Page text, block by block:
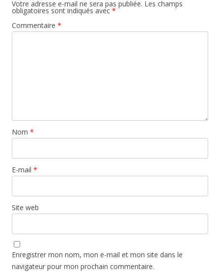
Votre adresse e-mail ne sera pas publiée. Les champs
obligatoires sont indiqués avec *
Commentaire *
Nom *
E-mail *
Site web
Enregistrer mon nom, mon e-mail et mon site dans le
navigateur pour mon prochain commentaire.